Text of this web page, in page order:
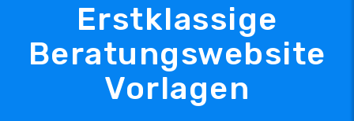
Erstklassige
Beratungswebsite
Vorlagen